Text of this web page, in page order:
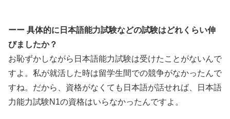
ーー 具体的に日本語能力試験などの試験はどれくらい伸
びましたか？
お恥ずかしながら日本語能力試験は受けたことがないんで
すよ。私が就活した時は留学生間での競争がなかったんで
すね。だから、資格がなくても日本語が話せれば、日本語
力能力試験N1の資格はいらなかったんですよ。